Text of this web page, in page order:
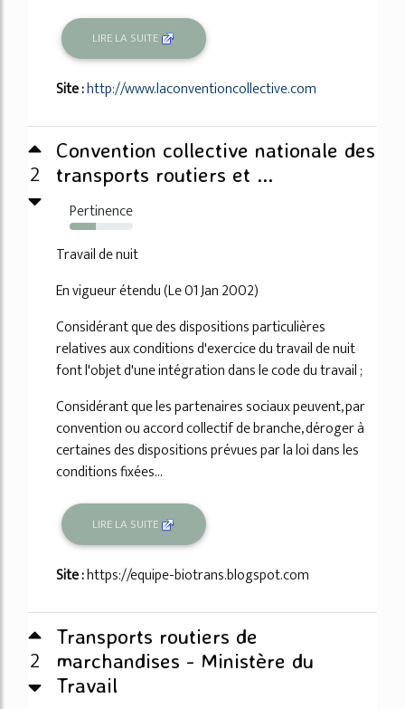
LIRE LA SUITE
Site :http://www.laconventioncollective.com
2
Convention collective nationale des
transports routiers et ...
Pertinence
41%
Travail de nuit
En vigueur étendu (Le 01 Jan 2002)
Considérant que des dispositions particulières
relatives aux conditions d'exercice du travail de nuit
font l'objet d'une intégration dans le code du travail ;
Considérant que les partenaires sociaux peuvent, par
convention ou accord collectif de branche, déroger à
certaines des dispositions prévues par la loi dans les
conditions fixées...
LIRE LA SUITE
Site :https://equipe-biotrans.blogspot.com
2
Transports routiers de
marchandises - Ministère du
Travail